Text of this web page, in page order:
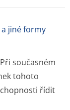
jiné formy
současném
tohoto
řídit